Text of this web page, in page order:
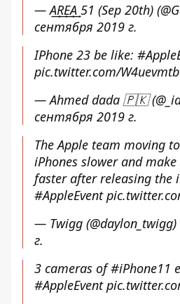
— A͢R͢E͢A͢ 51 (Sep 20th)
сентября 2019 г.
IPhone 23 be like:
pic.twitter.com/
— Ahmed dada 🇵🇰
сентября 2019 г.
The Apple team moving
iPhones slower and
faster after releasing the
#AppleEvent
— Twigg (@daylon_twigg)
г.
3 cameras of#iPhone11
#AppleEvent